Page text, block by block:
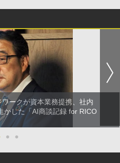
ークが資本業務提携、社内
かした「AI商談記録 for RICO
● ●